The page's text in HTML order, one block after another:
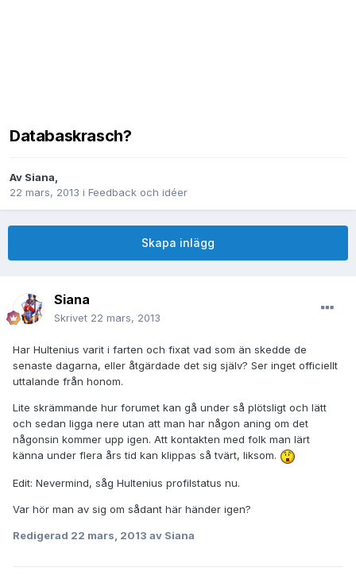
Databaskrasch?
Av Siana,
22 mars, 2013 i Feedback och idéer
Skapa inlägg
Siana
Skrivet 22 mars, 2013
Har Hultenius varit i farten och fixat vad som än skedde de
senaste dagarna, eller åtgärdade det sig själv? Ser inget officiellt
uttalande från honom.
Lite skrämmande hur forumet kan gå under så plötsligt och lätt
och sedan ligga nere utan att man har någon aning om det
någonsin kommer upp igen. Att kontakten med folk man lärt
känna under flera års tid kan klippas så tvärt, liksom.
Edit: Nevermind, såg Hultenius profilstatus nu.
Var hör man av sig om sådant här händer igen?
Redigerad 22 mars, 2013 av Siana